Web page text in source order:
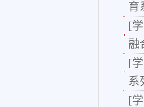
育
[
融
[
系
[